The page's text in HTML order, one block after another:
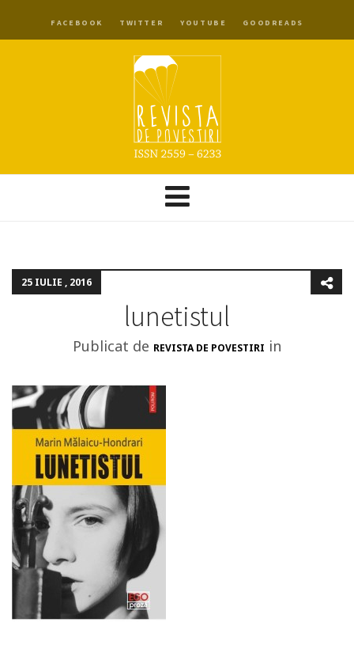
FACEBOOK TWITTER YOUTUBE GOODREADS
25 IULIE , 2016
lunetistul
Publicat de REVISTA DE POVESTIRI in